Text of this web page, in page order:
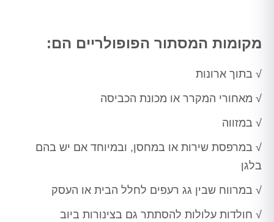
מקומות המסתור הפופולריים הם:
√ בתוך ארונות
√ מאחורי המקרר או מכונת הכביסה
√ במזווה
√ במרפסת שירות או במחסן, ובמיוחד אם יש בהם
בלגן
√ במרווח שבין גג רעפים לחלל הבית או העסק
√ חולדות עלולות להסתתר גם בצינורות ביוב